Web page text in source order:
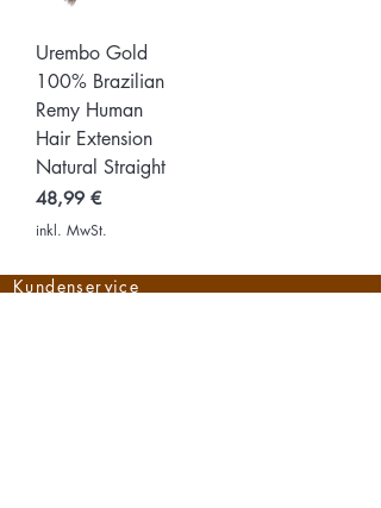
Urembo Gold
100% Brazilian
Remy Human
Hair Extension
Natural Straight
Preis
48,99 €
inkl. MwSt.
Kundenservice